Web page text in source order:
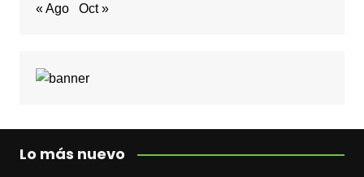
« Ago Oct »
Lo más nuevo